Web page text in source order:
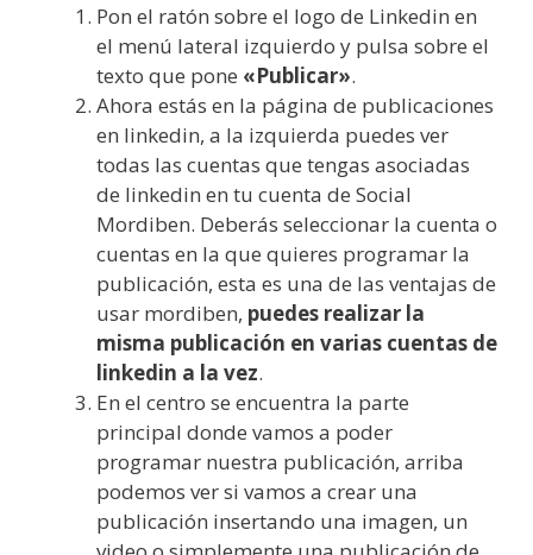
Pon el ratón sobre el logo de Linkedin en
el menú lateral izquierdo y pulsa sobre el
texto que pone «Publicar».
Ahora estás en la página de publicaciones
en linkedin, a la izquierda puedes ver
todas las cuentas que tengas asociadas
de linkedin en tu cuenta de Social
Mordiben. Deberás seleccionar la cuenta o
cuentas en la que quieres programar la
publicación, esta es una de las ventajas de
usar mordiben, puedes realizar la
misma publicación en varias cuentas de
linkedin a la vez.
En el centro se encuentra la parte
principal donde vamos a poder
programar nuestra publicación, arriba
podemos ver si vamos a crear una
publicación insertando una imagen, un